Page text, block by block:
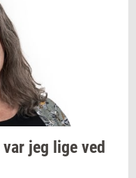
var jeg lige ved